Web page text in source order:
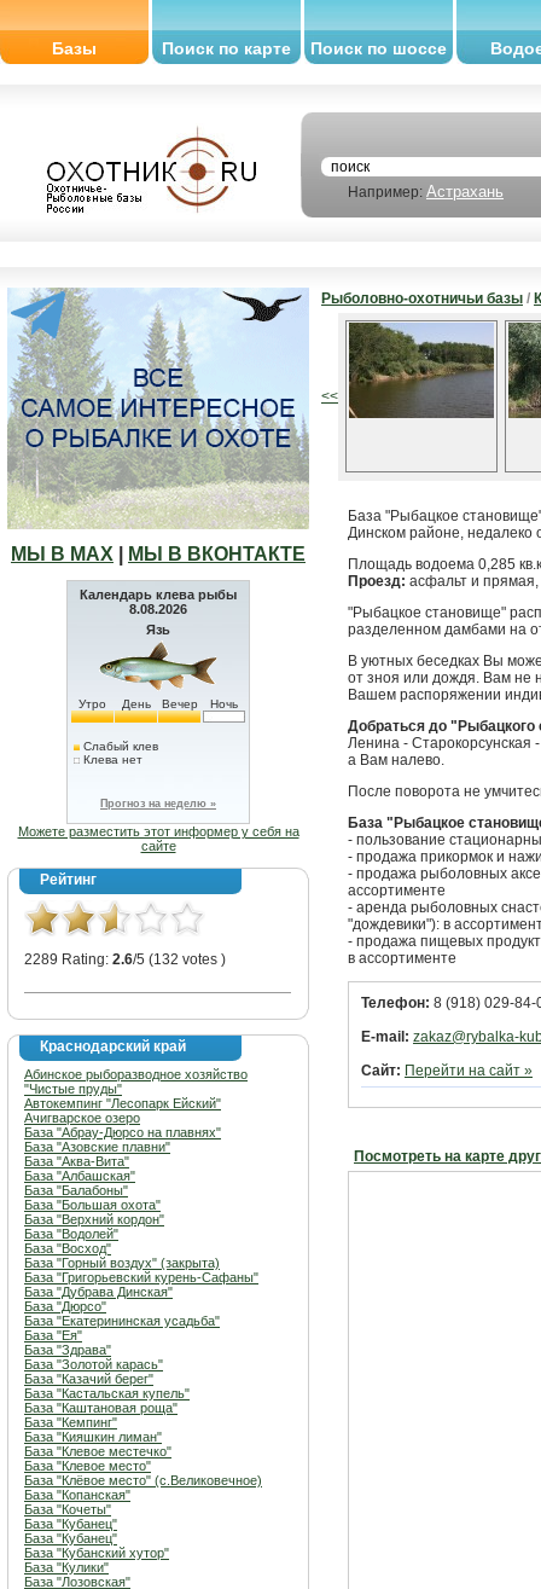
Базы Поиск по карте Поиск по шоссе
Например: Астрахань
МЫ В МАХ МЫ В ВКОНТАКТЕ
Календарь клева рыбы
8.08.2026
Язь
Утро День Вечер Ночь
Слабый клев
Клева нет
Прогноз на неделю »
Можете разместить этот информер у себя на
сайте
Рейтинг
2289 Rating: 2.6/5 (132 votes )
Краснодарский край
Абинское рыборазводное хозяйство
"Чистые пруды"
Автокемпинг "Лесопарк Ейский"
Ачигварское озеро
База "Абрау-Дюрсо на плавнях"
База "Азовские плавни"
База "Аква-Вита"
База "Албашская"
База "Балабоны"
База "Большая охота"
База "Верхний кордон"
База "Водолей"
База "Восход"
База "Горный воздух" (закрыта)
База "Григорьевский курень-Сафаны"
База "Дубрава Динская"
База "Дюрсо"
База "Екатерининская усадьба"
База "Ея"
База "Здрава"
База "Золотой карась"
База "Казачий берег"
База "Кастальская купель"
База "Каштановая роща"
База "Кемпинг"
База "Кияшкин лиман"
База "Клевое местечко"
База "Клевое место"
База "Клёвое место" (с.Великовечное)
База "Копанская"
База "Кочеты"
База "Кубанец"
База "Кубанец"
База "Кубанский хутор"
База "Кулики"
База "Лозовская"
Рыболовно-охотничьи базы /
<<
База "Рыбацкое
Динском районе, недалеко
Площадь водоема 0,285
Проезд: асфальт и прямая,
"Рыбацкое становище"
разделенном дамбами на
В уютных беседках Вы
от зноя или дождя. Вам не
Вашем распоряжении
Добраться до "Рыбацкого
Ленина - Старокорсунская
а Вам налево.
После поворота не
База "Рыбацкое
- пользование
- продажа прикормок и
- продажа рыболовных
ассортименте
- аренда рыболовных
"дождевики"): в
- продажа пищевых
в ассортименте
Телефон: 8 (918) 029-84-
E-mail: zakaz@rybalka-
Сайт: Перейти на сайт »
Посмотреть на карте